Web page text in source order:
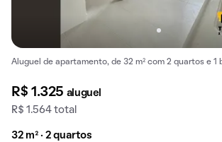
Aluguel de apartamento, de 32 m² com 2 quartos e 1
R$ 1.325 aluguel
R$ 1.564 total
32 m² · 2 quartos